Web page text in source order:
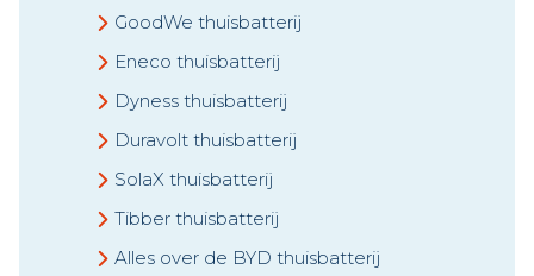
GoodWe thuisbatterij
Eneco thuisbatterij
Dyness thuisbatterij
Duravolt thuisbatterij
SolaX thuisbatterij
Tibber thuisbatterij
Alles over de BYD thuisbatterij